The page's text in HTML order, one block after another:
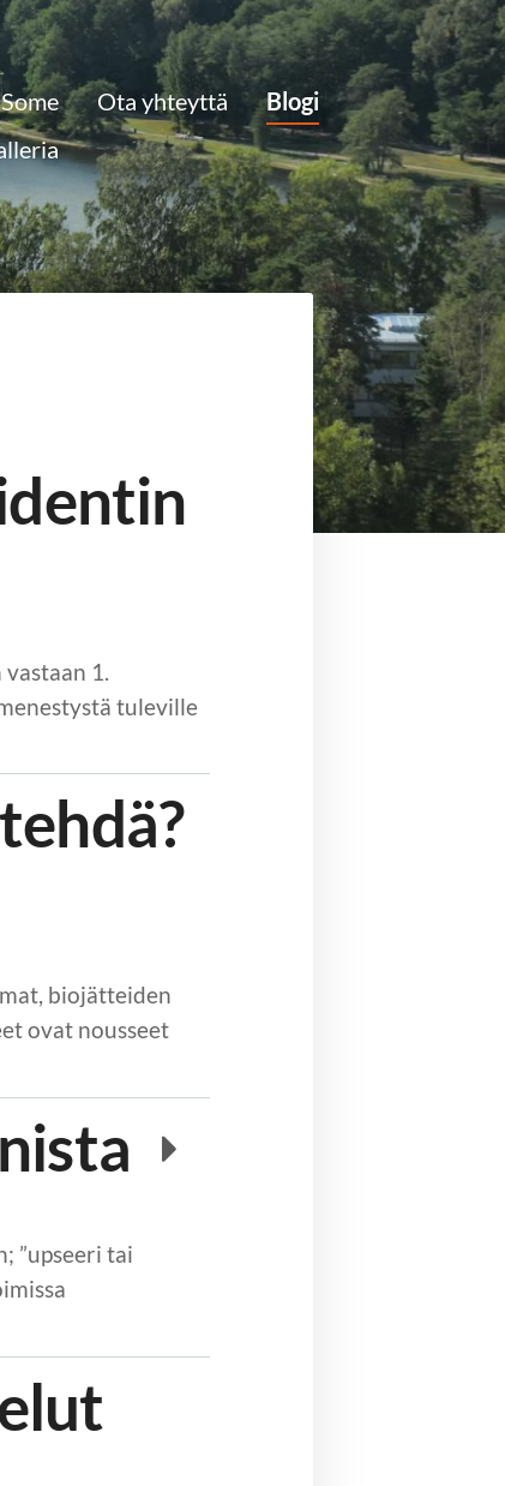
Some Ota yhteyttä
Blogi
1.
tuleville
biojätteiden
ovat nousseet
”upseeri tai